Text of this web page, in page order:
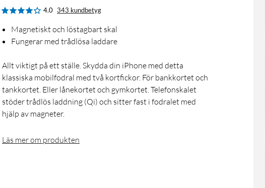
4.0 343 kundbetyg
Magnetiskt och löstagbart skal
Fungerar med trådlösa laddare
Allt viktigt på ett ställe. Skydda din iPhone med detta
klassiska mobilfodral med två kortfickor. För bankkortet och
tankkortet. Eller lånekortet och gymkortet. Telefonskalet
stöder trådlös laddning (Qi) och sitter fast i fodralet med
hjälp av magneter.
Läs mer om produkten